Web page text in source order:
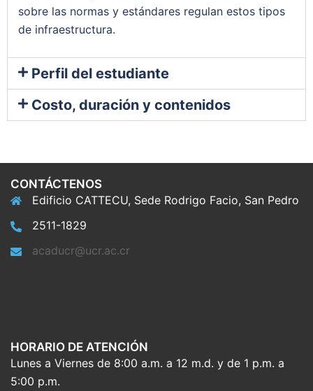
sobre las normas y estándares regulan estos tipos
de infraestructura.
Perfil del estudiante
Costo, duración y contenidos
CONTÁCTENOS
Edificio CATTECU, Sede Rodrigo Facio, San Pedro
2511-1829
acaducr@ucr.ac.cr
HORARIO DE ATENCIÓN
Lunes a Viernes de 8:00 a.m. a 12 m.d. y de 1 p.m. a
5:00 p.m.